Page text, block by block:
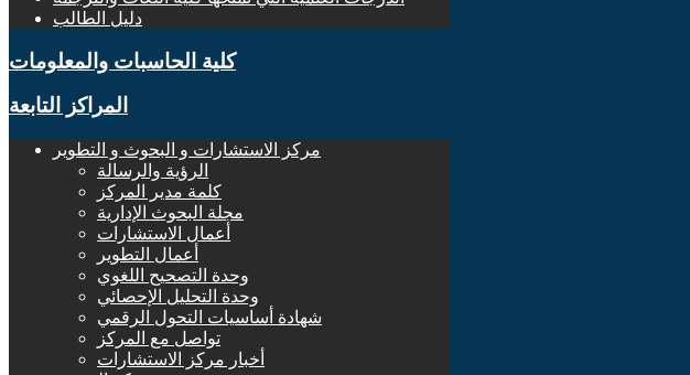
دليل الطالب
كلية الحاسبات والمعلومات
المراكز التابعة
مركز الاستشارات و البحوث و التطوير
الرؤية والرسالة
كلمة مدير المركز
مجلة البحوث الإدارية
أعمال الاستشارات
أعمال التطوير
وحدة التصحيح اللغوي
وحدة التحليل الإحصائي
شهادة أساسيات التحول الرقمي
تواصل مع المركز
أخبار مركز الاستشارات